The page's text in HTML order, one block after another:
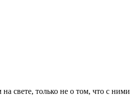
свете, только не о том, что с ними